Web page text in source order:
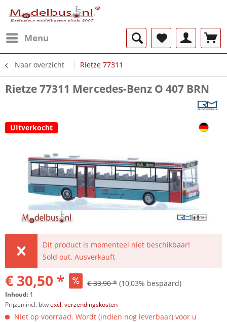
Menu
Naar overzicht Rietze 77311
Rietze 77311 Mercedes-Benz O 407 BRN
UItverkocht
Dit product is momenteel niet beschikbaar!
Sold out. Ausverkauft
€ 30,50 * € 33,90 * (10,03% bespaard)
Inhoud: 1
Prijzen incl. btwexcl. verzendingskosten
Niet op voorraad. Wordt (indien nog leverbaar) voor u